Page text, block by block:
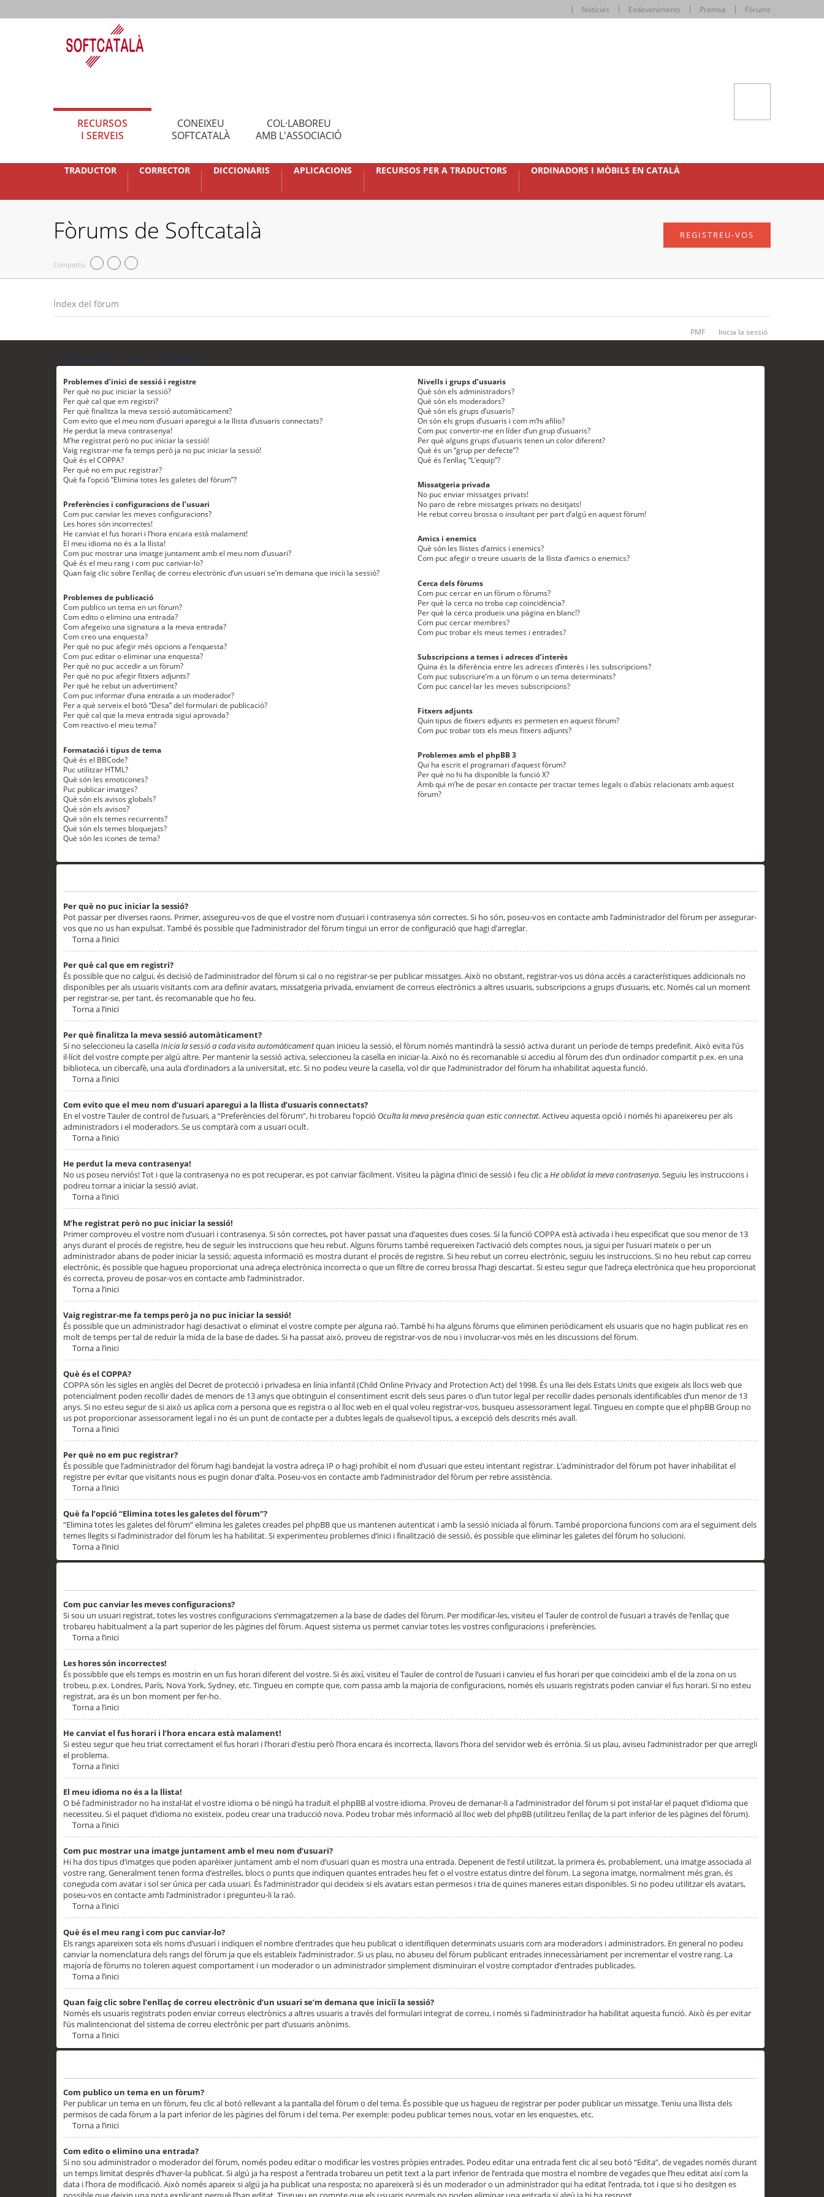
Notícies Esdeveniments Premsa Fòrums
RECURSOS
I SERVEIS
CONEIXEU
SOFTCATALÀ
COL·LABOREU
AMB L'ASSOCIACIÓ
TRADUCTOR CORRECTOR DICCIONARIS APLICACIONS RECURSOS PER A TRADUCTORS ORDINADORS I MÒBILS EN CATALÀ
Fòrums de Softcatalà
Compartiu
REGISTREU-VOS
Índex del fòrum
PMF Inicia la sessió
Problemes d’inici de sessió i registre
Per què no puc iniciar la sessió?
Per què cal que em registri?
Per què finalitza la meva sessió automàticament?
Com evito que el meu nom d’usuari aparegui a la llista d’usuaris connectats?
He perdut la meva contrasenya!
M’he registrat però no puc iniciar la sessió!
Vaig registrar-me fa temps però ja no puc iniciar la sessió!
Què és el COPPA?
Per què no em puc registrar?
Què fa l’opció “Elimina totes les galetes del fòrum”?
Preferències i configuracions de l’usuari
Com puc canviar les meves configuracions?
Les hores són incorrectes!
He canviat el fus horari i l’hora encara està malament!
El meu idioma no és a la llista!
Com puc mostrar una imatge juntament amb el meu nom d’usuari?
Què és el meu rang i com puc canviar-lo?
Quan faig clic sobre l’enllaç de correu electrònic d’un usuari se’m demana que iniciï la sessió?
Problemes de publicació
Com publico un tema en un fòrum?
Com edito o elimino una entrada?
Com afegeixo una signatura a la meva entrada?
Com creo una enquesta?
Per què no puc afegir més opcions a l’enquesta?
Com puc editar o eliminar una enquesta?
Per què no puc accedir a un fòrum?
Per què no puc afegir fitxers adjunts?
Per què he rebut un advertiment?
Com puc informar d’una entrada a un moderador?
Per a què serveix el botó “Desa” del formulari de publicació?
Per què cal que la meva entrada sigui aprovada?
Com reactivo el meu tema?
Formatació i tipus de tema
Què és el BBCode?
Puc utilitzar HTML?
Què són les emoticones?
Puc publicar imatges?
Què són els avisos globals?
Què són els avisos?
Què són els temes recurrents?
Què són els temes bloquejats?
Què són les icones de tema?
Nivells i grups d’usuaris
Què són els administradors?
Què són els moderadors?
Què són els grups d’usuaris?
On són els grups d’usuaris i com m’hi afilio?
Com puc convertir-me en líder d’un grup d’usuaris?
Per què alguns grups d’usuaris tenen un color diferent?
Què és un “grup per defecte”?
Què és l’enllaç “L’equip”?
Missatgeria privada
No puc enviar missatges privats!
No paro de rebre missatges privats no desitjats!
He rebut correu brossa o insultant per part d’algú en aquest fòrum!
Amics i enemics
Què són les llistes d’amics i enemics?
Com puc afegir o treure usuaris de la llista d’amics o enemics?
Cerca dels fòrums
Com puc cercar en un fòrum o fòrums?
Per què la cerca no troba cap coincidència?
Per què la cerca produeix una pàgina en blanc!?
Com puc cercar membres?
Com puc trobar els meus temes i entrades?
Subscripcions a temes i adreces d’interès
Quina és la diferència entre les adreces d’interès i les subscripcions?
Com puc subscriure’m a un fòrum o un tema determinats?
Com puc cancel·lar les meves subscripcions?
Fitxers adjunts
Quin tipus de fitxers adjunts es permeten en aquest fòrum?
Com puc trobar tots els meus fitxers adjunts?
Problemes amb el phpBB 3
Qui ha escrit el programari d’aquest fòrum?
Per què no hi ha disponible la funció X?
Amb qui m’he de posar en contacte per tractar temes legals o d’abús relacionats amb aquest
fòrum?
Per què no puc iniciar la sessió?
Pot passar per diverses raons. Primer, assegureu-vos de que el vostre nom d’usuari i contrasenya són correctes. Si ho són, poseu-vos en contacte amb l’administrador del fòrum per assegurar-
vos que no us han expulsat. També és possible que l’administrador del fòrum tingui un error de configuració que hagi d’arreglar.
Torna a l’inici
Per què cal que em registri?
És possible que no calgui, és decisió de l’administrador del fòrum si cal o no registrar-se per publicar missatges. Això no obstant, registrar-vos us dóna accés a característiques addicionals no
disponibles per als usuaris visitants com ara definir avatars, missatgeria privada, enviament de correus electrònics a altres usuaris, subscripcions a grups d’usuaris, etc. Només cal un moment
per registrar-se, per tant, és recomanable que ho feu.
Torna a l’inici
Per què finalitza la meva sessió automàticament?
Si no seleccioneu la casellaInicia la sessió a cada visita automàticamentquan inicieu la sessió, el fòrum només mantindrà la sessió activa durant un període de temps predefinit. Això evita l’ús
il·lícit del vostre compte per algú altre. Per mantenir la sessió activa, seleccioneu la casella en iniciar-la. Això no és recomanable si accediu al fòrum des d’un ordinador compartit p.ex. en una
biblioteca, un cibercafè, una aula d’ordinadors a la universitat, etc. Si no podeu veure la casella, vol dir que l’administrador del fòrum ha inhabilitat aquesta funció.
Torna a l’inici
Com evito que el meu nom d’usuari aparegui a la llista d’usuaris connectats?
En el vostre Tauler de control de l’usuari, a “Preferències del fòrum”, hi trobareu l’opció Oculta la meva presència quan estic connectat. Activeu aquesta opció i només hi apareixereu per als
administradors i el moderadors. Se us comptarà com a usuari ocult.
Torna a l’inici
He perdut la meva contrasenya!
No us poseu nerviós! Tot i que la contrasenya no es pot recuperar, es pot canviar fàcilment. Visiteu la pàgina d’inici de sessió i feu clic aHe oblidat la meva contrasenya. Seguiu les instruccions i
podreu tornar a iniciar la sessió aviat.
Torna a l’inici
M’he registrat però no puc iniciar la sessió!
Primer comproveu el vostre nom d’usuari i contrasenya. Si són correctes, pot haver passat una d’aquestes dues coses. Si la funció COPPA està activada i heu especificat que sou menor de 13
anys durant el procés de registre, heu de seguir les instruccions que heu rebut. Alguns fòrums també requereixen l’activació dels comptes nous, ja sigui per l’usuari mateix o per un
administrador abans de poder iniciar la sessió; aquesta informació es mostra durant el procés de registre. Si heu rebut un correu electrònic, seguiu les instruccions. Si no heu rebut cap correu
electrònic, és possible que hagueu proporcionat una adreça electrònica incorrecta o que un filtre de correu brossa l’hagi descartat. Si esteu segur que l’adreça electrònica que heu proporcionat
és correcta, proveu de posar-vos en contacte amb l’administrador.
Torna a l’inici
Vaig registrar-me fa temps però ja no puc iniciar la sessió!
És possible que un administrador hagi desactivat o eliminat el vostre compte per alguna raó. També hi ha alguns fòrums que eliminen periòdicament els usuaris que no hagin publicat res en
molt de temps per tal de reduir la mida de la base de dades. Si ha passat això, proveu de registrar-vos de nou i involucrar-vos més en les discussions del fòrum.
Torna a l’inici
Què és el COPPA?
COPPA són les sigles en anglès del Decret de protecció i privadesa en línia infantil (Child Online Privacy and Protection Act) del 1998. És una llei dels Estats Units que exigeix als llocs web que
potencialment poden recollir dades de menors de 13 anys que obtinguin el consentiment escrit dels seus pares o d’un tutor legal per recollir dades personals identificables d’un menor de 13
anys. Si no esteu segur de si això us aplica com a persona que es registra o al lloc web en el qual voleu registrar-vos, busqueu assessorament legal. Tingueu en compte que el phpBB Group no
us pot proporcionar assessorament legal i no és un punt de contacte per a dubtes legals de qualsevol tipus, a excepció dels descrits més avall.
Torna a l’inici
Per què no em puc registrar?
És possible que l’administrador del fòrum hagi bandejat la vostra adreça IP o hagi prohibit el nom d’usuari que esteu intentant registrar. L’administrador del fòrum pot haver inhabilitat el
registre per evitar que visitants nous es pugin donar d’alta. Poseu-vos en contacte amb l’administrador del fòrum per rebre assistència.
Torna a l’inici
Què fa l’opció “Elimina totes les galetes del fòrum”?
“Elimina totes les galetes del fòrum” elimina les galetes creades pel phpBB que us mantenen autenticat i amb la sessió iniciada al fòrum. També proporciona funcions com ara el seguiment dels
temes llegits si l’administrador del fòrum les ha habilitat. Si experimenteu problemes d’inici i finalització de sessió, és possible que eliminar les galetes del fòrum ho solucioni.
Torna a l’inici
Com puc canviar les meves configuracions?
Si sou un usuari registrat, totes les vostres configuracions s’emmagatzemen a la base de dades del fòrum. Per modificar-les, visiteu el Tauler de control de l’usuari a través de l’enllaç que
trobareu habitualment a la part superior de les pàgines del fòrum. Aquest sistema us permet canviar totes les vostres configuracions i preferències.
Torna a l’inici
Les hores són incorrectes!
És possibble que els temps es mostrin en un fus horari diferent del vostre. Si és així, visiteu el Tauler de control de l’usuari i canvieu el fus horari per que coincideixi amb el de la zona on us
trobeu, p.ex. Londres, París, Nova York, Sydney, etc. Tingueu en compte que, com passa amb la majoria de configuracions, només els usuaris registrats poden canviar el fus horari. Si no esteu
registrat, ara és un bon moment per fer-ho.
Torna a l’inici
He canviat el fus horari i l’hora encara està malament!
Si esteu segur que heu triat correctament el fus horari i l’horari d’estiu però l’hora encara és incorrecta, llavors l’hora del servidor web és errònia. Si us plau, aviseu l’administrador per que arregli
el problema.
Torna a l’inici
El meu idioma no és a la llista!
O bé l’administrador no ha instal·lat el vostre idioma o bé ningú ha traduït el phpBB al vostre idioma. Proveu de demanar-li a l’administrador del fòrum si pot instal·lar el paquet d’idioma que
necessiteu. Si el paquet d’idioma no existeix, podeu crear una traducció nova. Podeu trobar més informació al lloc web del phpBB (utilitzeu l’enllaç de la part inferior de les pàgines del fòrum).
Torna a l’inici
Com puc mostrar una imatge juntament amb el meu nom d’usuari?
Hi ha dos tipus d’imatges que poden aparèixer juntament amb el nom d’usuari quan es mostra una entrada. Depenent de l’estil utilitzat, la primera és, probablement, una imatge associada al
vostre rang. Generalment tenen forma d’estrelles, blocs o punts que indiquen quantes entrades heu fet o el vostre estatus dintre del fòrum. La segona imatge, normalment més gran, és
coneguda com avatar i sol ser única per cada usuari. És l’administrador qui decideix si els avatars estan permesos i tria de quines maneres estan disponibles. Si no podeu utilitzar els avatars,
poseu-vos en contacte amb l’administrador i pregunteu-li la raó.
Torna a l’inici
Què és el meu rang i com puc canviar-lo?
Els rangs apareixen sota els noms d’usuari i indiquen el nombre d’entrades que heu publicat o identifiquen determinats usuaris com ara moderadors i administradors. En general no podeu
canviar la nomenclatura dels rangs del fòrum ja que els estableix l’administrador. Si us plau, no abuseu del fòrum publicant entrades innecessàriament per incrementar el vostre rang. La
majoría de fòrums no toleren aquest comportament i un moderador o un administrador simplement disminuiran el vostre comptador d’entrades publicades.
Torna a l’inici
Quan faig clic sobre l’enllaç de correu electrònic d’un usuari se’m demana que iniciï la sessió?
Només els usuaris registrats poden enviar correus electrònics a altres usuaris a través del formulari integrat de correu, i només si l’administrador ha habilitat aquesta funció. Això és per evitar
l’ús malintencionat del sistema de correu electrònic per part d’usuaris anònims.
Torna a l’inici
Com publico un tema en un fòrum?
Per publicar un tema en un fòrum, feu clic al botó rellevant a la pantalla del fòrum o del tema. És possible que us hagueu de registrar per poder publicar un missatge. Teniu una llista dels
permisos de cada fòrum a la part inferior de les pàgines del fòrum i del tema. Per exemple: podeu publicar temes nous, votar en les enquestes, etc.
Torna a l’inici
Com edito o elimino una entrada?
Si no sou administrador o moderador del fòrum, només podeu editar o modificar les vostres pròpies entrades. Podeu editar una entrada fent clic al seu botó “Edita”, de vegades només durant
un temps limitat després d’haver-la publicat. Si algú ja ha respost a l’entrada trobareu un petit text a la part inferior de l’entrada que mostra el nombre de vegades que l’heu editat així com la
data i l’hora de modificació. Això només apareix si algú ja ha publicat una resposta; no apareixerà si és un moderador o un administrador qui ha editat l’entrada, tot i que si ho desitgen es